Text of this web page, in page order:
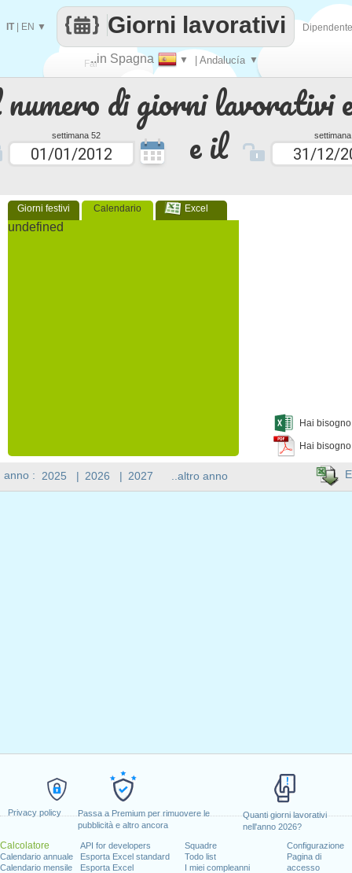
Privacy policy
Passa a Premium per rimuovere le
pubblicità e altro ancora
Quanti giorni lavorativi
nell'anno 2026?
Calcolatore
Calendario annuale
Calendario mensile
API for developers
Esporta Excel standard
Esporta Excel
Squadre
Todo list
I miei compleanni
Configurazione
Pagina di
accesso
di giorni lavorativi
settimana 52 e il
Giorni festivi Calendario Excel
undefined
Hai
Hai
Fai
contare
..in Spagna ▼ | Andalucía ▼
Giorni lavorativi
IT| EN ▼
anno : 2025 | 2026 | 2027 ..altro anno